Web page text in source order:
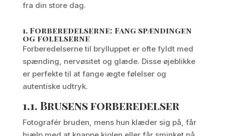
fra din store dag.
1. Forberedelserne: Fang spændingen
og følelserne
Forberedelserne til brylluppet er ofte fyldt med
spænding, nervøsitet og glæde. Disse øjeblikke
er perfekte til at fange ægte følelser og
autentiske udtryk.
1.1. Brusens forberedelser
Fotografér bruden, mens hun klæder sig på, får